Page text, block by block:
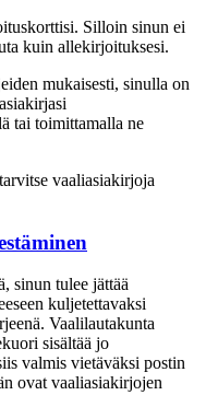
Silloin sinun ei
kuin allekirjoituksesi.
mukaisesti, sinulla on
tai toimittamalla ne
vaaliasiakirjoja
sinun tulee jättää
kuljetettavaksi
Vaalilautakunta
sisältää jo
valmis vietäväksi postin
ovat vaaliasiakirjojen